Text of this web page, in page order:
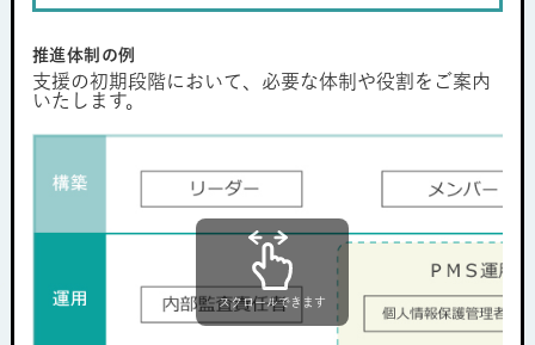
推進体制の例
支援の初期段階において、必要な体制や役割をご案内
いたします。
スクロールできます